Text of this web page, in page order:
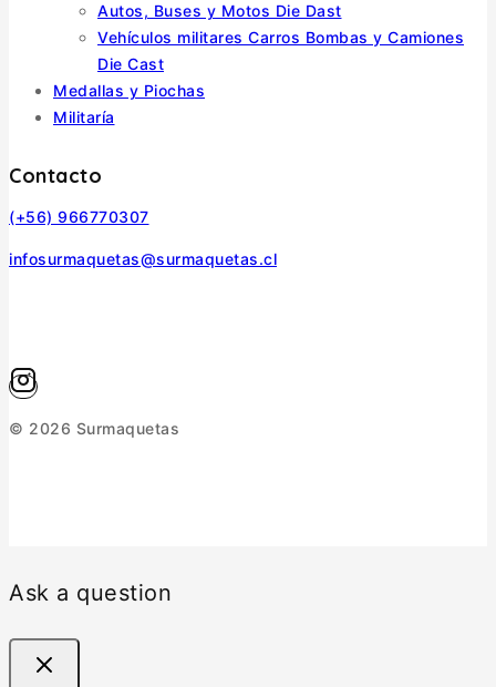
Autos, Buses y Motos Die Dast
Vehículos militares Carros Bombas y Camiones
Die Cast
Medallas y Piochas
Militaría
Contacto
(+56) 966770307
infosurmaquetas@surmaquetas.cl
© 2026 Surmaquetas
Ask a question